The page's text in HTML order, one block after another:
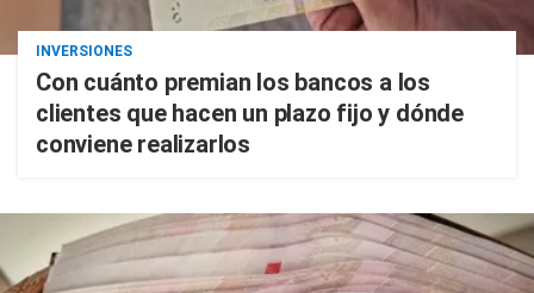
INVERSIONES
Con cuánto premian los bancos a los
clientes que hacen un plazo fijo y dónde
conviene realizarlos